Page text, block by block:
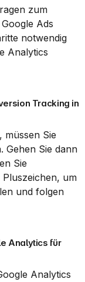
zum
Ads
notwendig
Analytics
Tracking in
müssen Sie
Gehen Sie dann
Sie
Pluszeichen, um
und folgen
Analytics für
Analytics